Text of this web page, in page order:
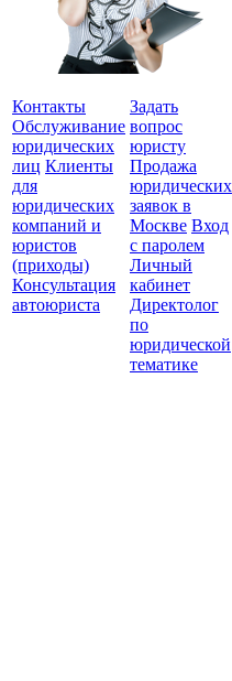
Контакты
Обслуживание
юридических
лиц Клиенты
для
юридических
компаний и
юристов
(приходы)
Консультация
автоюриста
Задать
вопрос
юристу
Продажа
юридических
заявок в
Москве Вход
с паролем
Личный
кабинет
Директолог
по
юридической
тематике